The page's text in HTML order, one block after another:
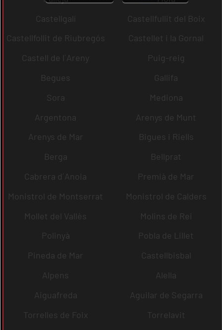
Castellgalí
Castellfullit del Boix
Castellfollit de Riubregós
Castellet i la Gornal
Castell de l´Areny
Puig-reig
Begues
Gallifa
Sora
Mediona
Argentona
Arenys de Munt
Arenys de Mar
Bigues i Riells
Berga
Bellprat
Cabrera d´Anoia
Premià de Mar
Monistrol de Montserrat
Monistrol de Calders
Mollet del Vallès
Molins de Rei
Polinyà
Pobla de Lillet
Pineda de Mar
Castellbisbal
Alpens
Alella
Aiguafreda
Aguilar de Segarra
Torrelles de Foix
Torrelavit